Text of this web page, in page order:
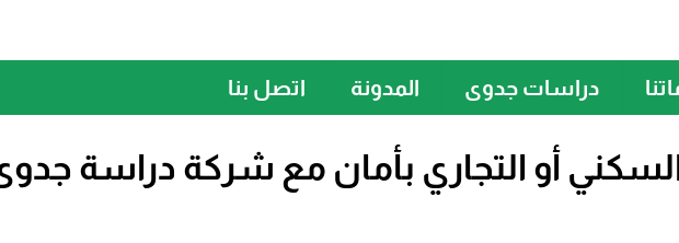
دراسات جدوى المدونة اتصل بنا
أو التجاري بأمان مع شركة دراسة